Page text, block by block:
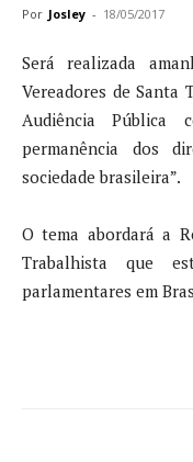
Por Josley - 18/05/2017
Será realizada
Vereadores de Santa
Audiência Pública
permanência dos
sociedade brasileira”.
O tema abordará a
Trabalhista que
parlamentares em